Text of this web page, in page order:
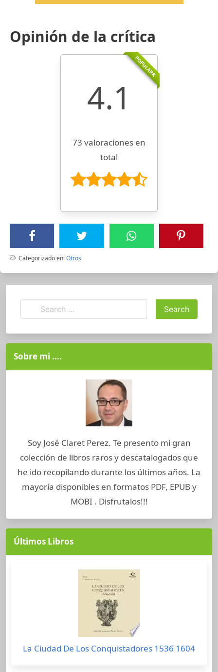
Opinión de la crítica
POPULARR
4.1
73 valoraciones en
total
Categorizado en:Otros
Sobre mi ….
Soy José Claret Perez. Te presento mi gran
colección de libros raros y descatalogados que
he ido recopilando durante los últimos años. La
mayoría disponibles en formatos PDF, EPUB y
MOBI . Disfrutalos!!!
Últimos Libros
La Ciudad De Los Conquistadores 1536 1604